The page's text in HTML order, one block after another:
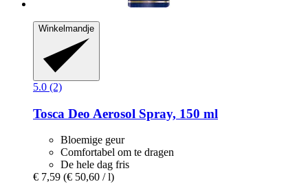
Winkelmandje
5.0 (2)
Tosca Deo Aerosol Spray, 150 ml
Bloemige geur
Comfortabel om te dragen
De hele dag fris
€ 7,59 (€ 50,60 / l)